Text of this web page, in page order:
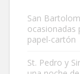
San
ocasionadas
papel-cartón
St. Pedro y